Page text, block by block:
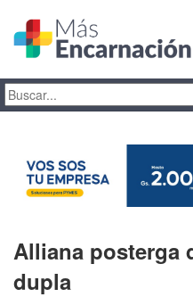
Alliana posterga
dupla